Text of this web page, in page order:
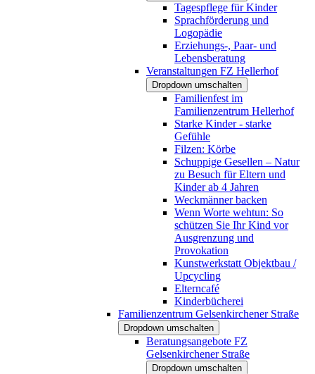
Tagespflege für Kinder
Sprachförderung und
Logopädie
Erziehungs-, Paar- und
Lebensberatung
Veranstaltungen FZ Hellerhof
Dropdown umschalten
Familienfest im
Familienzentrum Hellerhof
Starke Kinder - starke
Gefühle
Filzen: Körbe
Schuppige Gesellen – Natur
zu Besuch für Eltern und
Kinder ab 4 Jahren
Weckmänner backen
Wenn Worte wehtun: So
schützen Sie Ihr Kind vor
Ausgrenzung und
Provokation
Kunstwerkstatt Objektbau /
Upcycling
Elterncafé
Kinderbücherei
Familienzentrum Gelsenkirchener Straße
Dropdown umschalten
Beratungsangebote FZ
Gelsenkirchener Straße
Dropdown umschalten